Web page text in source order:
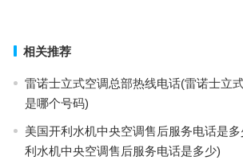
相关推荐
雷诺士立式空调总部热线电话(雷诺士立
是哪个号码)
美国开利水机中央空调售后服务电话是
利水机中央空调售后服务电话是多少)